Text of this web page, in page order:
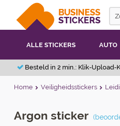
ALLE STICKERS AUTO
Besteld in 2 min.: Klik-Upload-
Home Veiligheidsstickers
Argon sticker